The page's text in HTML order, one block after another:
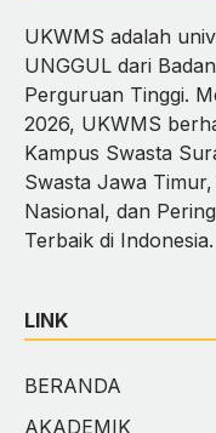
UKWMS adalah
UNGGUL dari
Perguruan Tinggi.
2026, UKWMS
Kampus Swasta
Swasta Jawa
Nasional, dan
Terbaik di Indonesia.
LINK
BERANDA
AKADEMIK